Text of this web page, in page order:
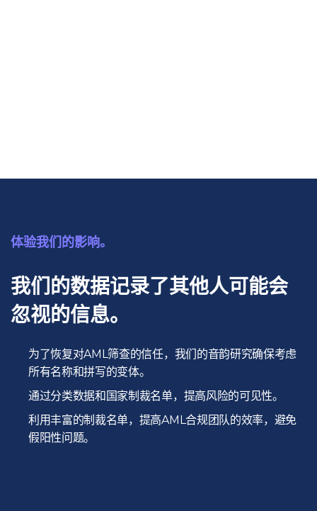
体验我们的影响。
我们的数据记录了其他人可能会
忽视的信息。
为了恢复对AML筛查的信任，我们的音韵研究确保考虑
所有名称和拼写的变体。
通过分类数据和国家制裁名单，提高风险的可见性。
利用丰富的制裁名单，提高AML合规团队的效率，避免
假阳性问题。